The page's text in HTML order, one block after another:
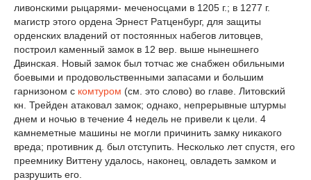
ливонскими рыцарями- меченосцами в 1205 г.; в 1277 г.
магистр этого ордена Эрнест Ратценбург, для защиты
орденских владений от постоянных набегов литовцев,
построил каменный замок в 12 вер. выше нынешнего
Двинская. Новый замок был тотчас же снабжен обильными
боевыми и продовольственными запасами и большим
гарнизоном с комтуром (см. это слово) во главе. Литовский
кн. Трейден атаковал замок; однако, непрерывные штурмы
днем и ночью в течение 4 недель не привели к цели. 4
камнеметные машины не могли причинить замку никакого
вреда; противник д. был отступить. Несколько лет спустя, его
преемнику Виттену удалось, наконец, овладеть замком и
разрушить его.